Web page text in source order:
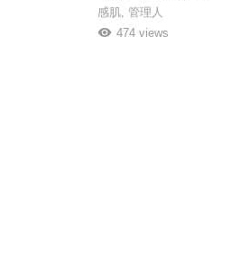
感肌,管理人
474 views